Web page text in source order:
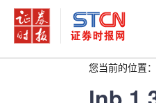
您当前的位置：